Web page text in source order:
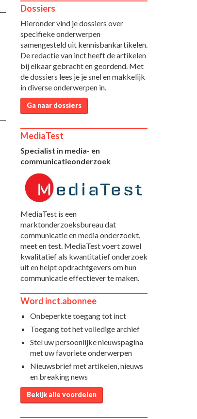
Dossiers
Hieronder vind je dossiers over
specifieke onderwerpen
samengesteld uit kennisbankartikelen.
De redactie van inct heeft de artikelen
bij elkaar gebracht en geordend. Met
de dossiers lees je je snel en makkelijk
in diverse onderwerpen in.
Ga naar dossiers
MediaTest
Specialist in media- en
communicatieonderzoek
MediaTest is een
marktonderzoeksbureau dat
communicatie en media onderzoekt,
meet en test. MediaTest voert zowel
kwalitatief als kwantitatief onderzoek
uit en helpt opdrachtgevers om hun
communicatie effectiever te maken.
Word inct.abonnee
Onbeperkte toegang tot inct
Toegang tot het volledige archief
Stel uw persoonlijke nieuwspagina
met uw favoriete onderwerpen
Nieuwsbrief met artikelen, nieuws
en breaking news
Bekijk alle voordelen